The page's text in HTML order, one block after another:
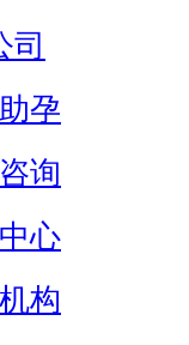
司
孕
询
心
构